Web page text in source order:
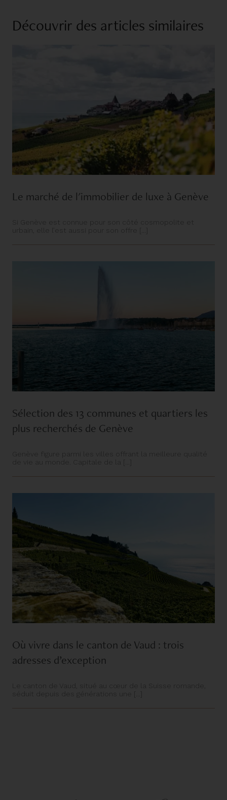
Découvrir des articles similaires
Le marché de l'immobilier de luxe à Genève
Si Genève est connue pour son côté cosmopolite et
urbain, elle l’est aussi pour son offre [...]
Sélection des 13 communes et quartiers les
plus recherchés de Genève
Genève figure parmi les villes offrant la meilleure qualité
de vie au monde. Capitale de la [...]
Où vivre dans le canton de Vaud : trois
adresses d’exception
Le canton de Vaud, situé au cœur de la Suisse romande,
séduit depuis des générations une [...]